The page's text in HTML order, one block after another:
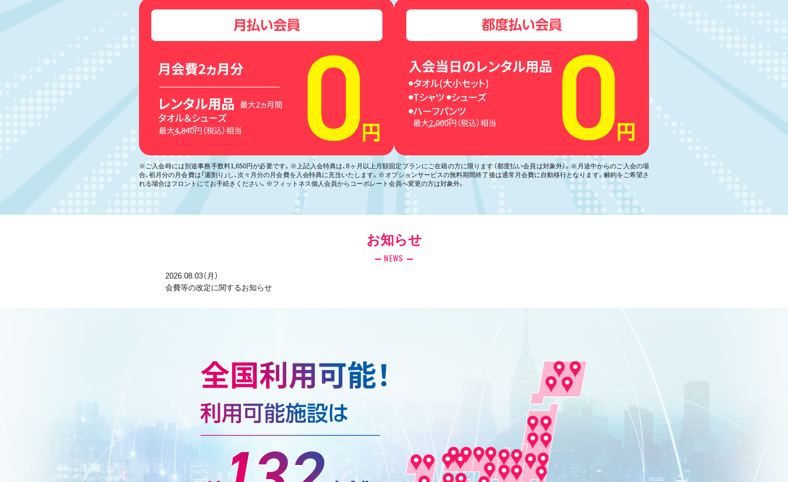
※ご入会時には別途事務手数料1,650円が必要です。※上記入会特典は、8ヶ月以上月額固定プランにご在籍の方に限ります（都度払い会員は対象外）。※月途中からのご入会の場
合、初月分の月会費は「週割り」し、次々月分の月会費を入会特典に充当いたします。※オプションサービスの無料期間終了後は通常月会費に自動移行となります。解約をご希望さ
れる場合はフロントにてお手続きください。※フィットネス個人会員からコーポレート会員へ変更の方は対象外。
お知らせ
NEWS
2026.08.03（月）
会費等の改定に関するお知らせ